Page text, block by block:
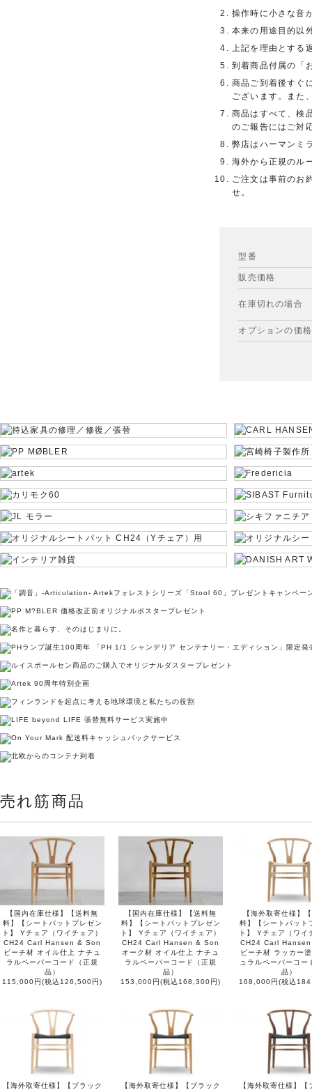
操作時に小さな音
本来の用途目的以
上記を理由とする
到着商品付属の「
商品ご到着後すぐ
ございます。また
商品はすべて、検
のご報告にはご対
弊店はハーマンミ
海外から正規のル
ご注文は事前のお
せ。
型番
販売価格
在庫切れの場合
オプションの価
売れ筋商品
【国内在庫仕様】【送料無
料】【シートパットプレゼン
ト】 Yチェア（ワイチェア）
CH24 Carl Hansen & Son
ビーチ材 オイル仕上 ナチュ
ラルペーパーコード（正規
品）
115,000円(税込126,500円)
【国内在庫仕様】【送料無
料】【シートパットプレゼン
ト】 Yチェア（ワイチェア）
CH24 Carl Hansen & Son
オーク材 オイル仕上 ナチュ
ラルペーパーコード（正規
品）
153,000円(税込168,300円)
【海外取寄仕様】
料】【シートパット
ト】 Yチェア（ワイ
CH24 Carl
ビーチ材 ラッカー
ュラルペーパーコー
品）
168,000円(税込
【海外取寄仕様】【ブラック
【海外取寄仕様】【ブラック
【海外取寄仕様】【